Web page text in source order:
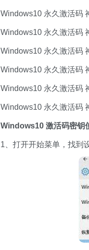
Windows10 永久激活码
Windows10 永久激活码
Windows10 永久激活码
Windows10 永久激活码
Windows10 永久激活码
Windows10 永久激活码
Windows10 激活码密钥
1、打开开始菜单，找到